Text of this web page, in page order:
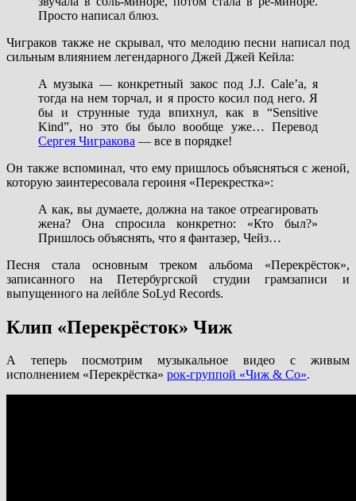
Просто написал блюз.
Чиграков также не скрывал, что мелодию песни написал под
сильным влиянием легендарного Джей Джей Кейла:
А музыка — конкретный закос под J.J. Cale’a, я
тогда на нем торчал, и я просто косил под него. Я
бы и струнные туда впихнул, как в “Sensitive
Kind”, но это бы было вообще уже… Перевод
Сергея Чигракова — все в порядке!
Он также вспоминал, что ему пришлось объясняться с женой,
которую заинтересовала героиня «Перекрестка»:
А как, вы думаете, должна на такое отреагировать
жена? Она спросила конкретно: «Кто был?»
Пришлось объяснять, что я фантазер, Чейз…
Песня стала основным треком альбома «Перекрёсток»,
записанного на Петербургской студии грамзаписи и
выпущенного на лейбле SoLyd Records.
Клип «Перекрёсток» Чиж
А теперь посмотрим музыкальное видео с живым
исполнением «Перекрёстка» рок-группой «Чиж & Co».